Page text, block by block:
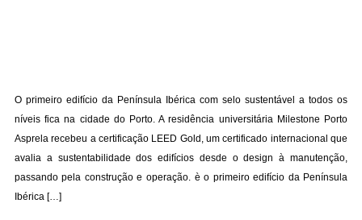
O primeiro edifício da Península Ibérica com selo sustentável a todos os
níveis fica na cidade do Porto. A residência universitária Milestone Porto
Asprela recebeu a certificação LEED Gold, um certificado internacional que
avalia a sustentabilidade dos edifícios desde o design à manutenção,
passando pela construção e operação. è o primeiro edifício da Península
Ibérica […]